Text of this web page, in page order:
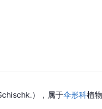
），属于伞形科植